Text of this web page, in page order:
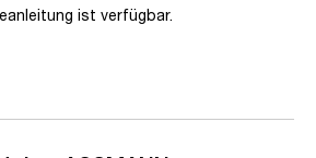
ist verfügbar.